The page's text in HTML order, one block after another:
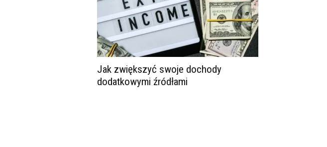
Jak zwiększyć swoje dochody
dodatkowymi źródłami